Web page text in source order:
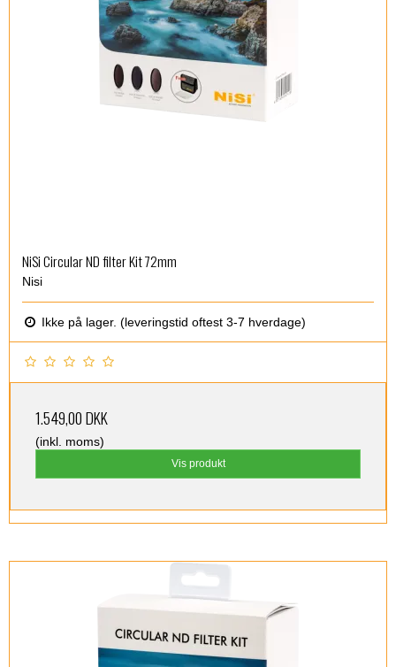
NiSi Circular ND filter Kit 72mm
Nisi
Ikke på lager. (leveringstid oftest 3-7 hverdage)
1.549,00 DKK
(inkl. moms)
Vis produkt